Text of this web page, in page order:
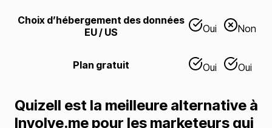
Choix d’hébergement des données
EU / US
Oui Non
Plan gratuit Oui Oui
Quizell est la meilleure alternative à
Involve.me pour les marketeurs qui